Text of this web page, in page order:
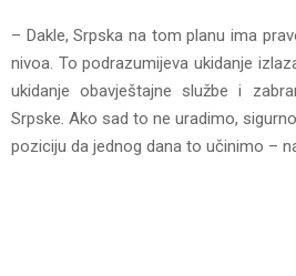
– Dakle, Srpska na tom planu ima
nivoa. To podrazumijeva ukidanje
ukidanje obavještajne službe i
Srpske. Ako sad to ne uradimo,
poziciju da jednog dana to učinimo –